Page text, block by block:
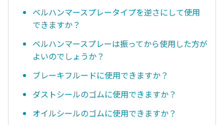
ベルハンマースプレータイプを逆さにして使用
できますか？
ベルハンマースプレーは振ってから使用した方が
よいのでしょうか？
ブレーキフルードに使用できますか？
ダストシールのゴムに使用できますか？
オイルシールのゴムに使用できますか？